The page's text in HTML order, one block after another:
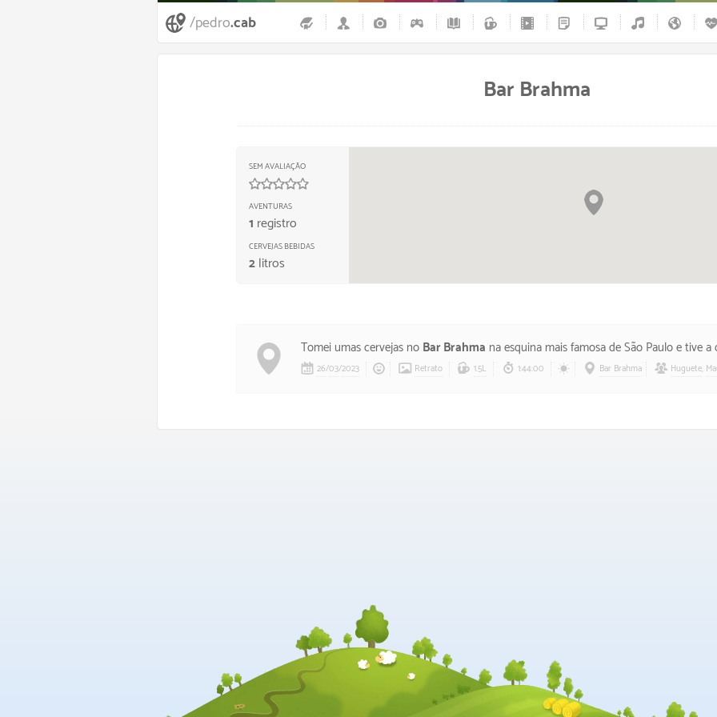
/pedro.cab
Bar Brahma
SEM AVALIAÇÃO
AVENTURAS
1 registro
CERVEJAS BEBIDAS
2litros
Tomei umas cervejas no Bar Brahma na esquina mais famosa de São Paulo e tive a coincidência de me
26/03/2023 Retrato 1.5L 1:44:00 Bar Brahma Huguete